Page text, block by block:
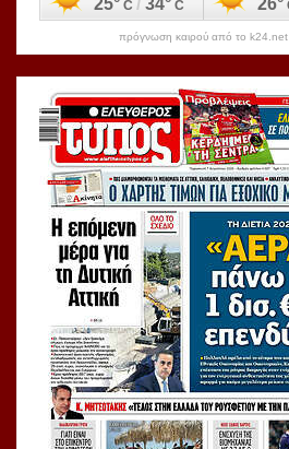
πρόγνωση καιρού από το k24.net